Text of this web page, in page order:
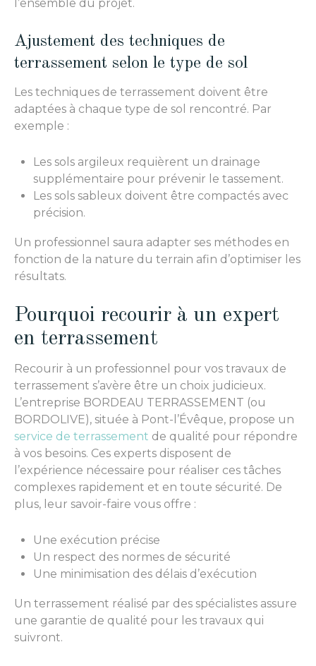
l’ensemble du projet.
Ajustement des techniques de
terrassement selon le type de sol
Les techniques de terrassement doivent être
adaptées à chaque type de sol rencontré. Par
exemple :
Les sols argileux requièrent un drainage
supplémentaire pour prévenir le tassement.
Les sols sableux doivent être compactés avec
précision.
Un professionnel saura adapter ses méthodes en
fonction de la nature du terrain afin d’optimiser les
résultats.
Pourquoi recourir à un expert
en terrassement
Recourir à un professionnel pour vos travaux de
terrassement s’avère être un choix judicieux.
L’entreprise BORDEAU TERRASSEMENT (ou
BORDOLIVE), située à Pont-l’Évêque, propose un
service de terrassement de qualité pour répondre
à vos besoins. Ces experts disposent de
l’expérience nécessaire pour réaliser ces tâches
complexes rapidement et en toute sécurité. De
plus, leur savoir-faire vous offre :
Une exécution précise
Un respect des normes de sécurité
Une minimisation des délais d’exécution
Un terrassement réalisé par des spécialistes assure
une garantie de qualité pour les travaux qui
suivront.